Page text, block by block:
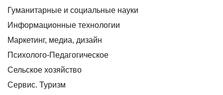
Гуманитарные и социальные науки
Информационные технологии
Маркетинг, медиа, дизайн
Психолого-Педагогическое
Сельское хозяйство
Сервис. Туризм